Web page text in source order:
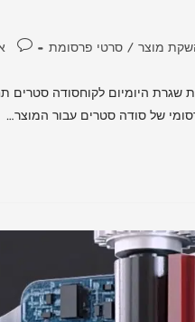
מוצר / סרטי פרסומת
היומיום לקוחסודה סטרים